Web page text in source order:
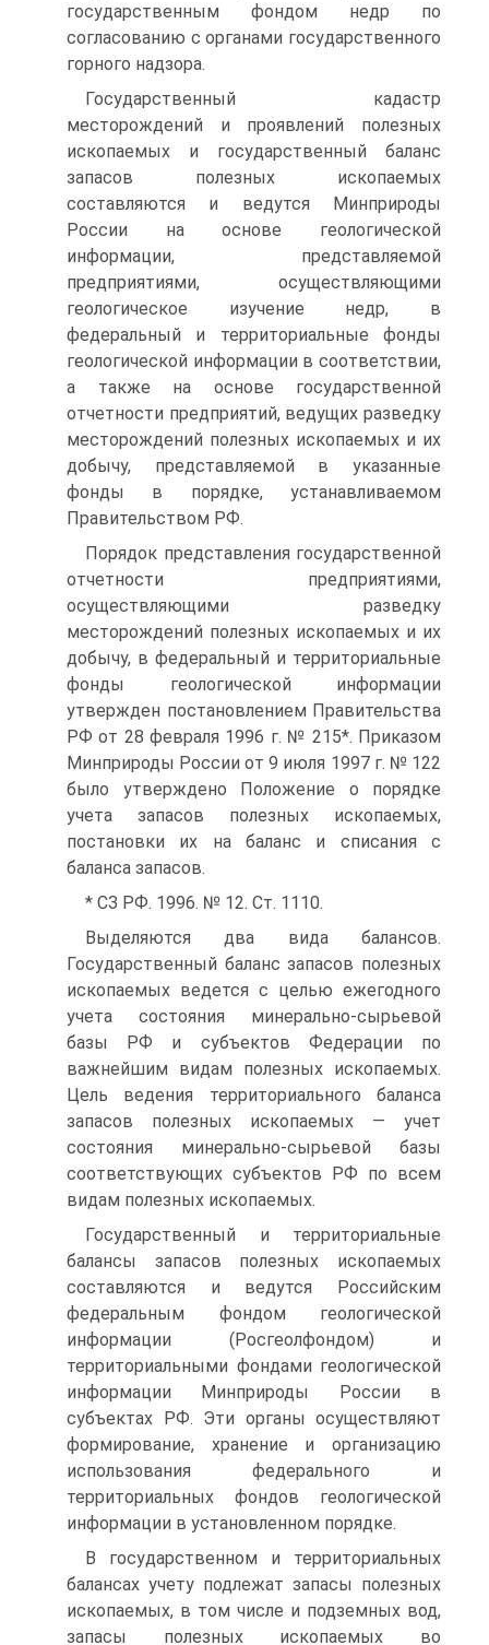
государственным фондом недр по
согласованию с органами государственного
горного надзора.
Государственный кадастр
месторождений и проявлений полезных
ископаемых и государственный баланс
запасов полезных ископаемых
составляются и ведутся Минприроды
России на основе геологической
информации, представляемой
предприятиями, осуществляющими
геологическое изучение недр, в
федеральный и территориальные фонды
геологической информации в соответствии,
а также на основе государственной
отчетности предприятий, ведущих разведку
месторождений полезных ископаемых и их
добычу, представляемой в указанные
фонды в порядке, устанавливаемом
Правительством РФ.
Порядок представления государственной
отчетности предприятиями,
осуществляющими разведку
месторождений полезных ископаемых и их
добычу, в федеральный и территориальные
фонды геологической информации
утвержден постановлением Правительства
РФ от 28 февраля 1996 г. № 215*. Приказом
Минприроды России от 9 июля 1997 г. № 122
было утверждено Положение о порядке
учета запасов полезных ископаемых,
постановки их на баланс и списания с
баланса запасов.
* СЗ РФ. 1996. № 12. Ст. 1110.
Выделяются два вида балансов.
Государственный баланс запасов полезных
ископаемых ведется с целью ежегодного
учета состояния минерально-сырьевой
базы РФ и субъектов Федерации по
важнейшим видам полезных ископаемых.
Цель ведения территориального баланса
запасов полезных ископаемых — учет
состояния минерально-сырьевой базы
соответствующих субъектов РФ по всем
видам полезных ископаемых.
Государственный и территориальные
балансы запасов полезных ископаемых
составляются и ведутся Российским
федеральным фондом геологической
информации (Росгеолфондом) и
территориальными фондами геологической
информации Минприроды России в
субъектах РФ. Эти органы осуществляют
формирование, хранение и организацию
использования федерального и
территориальных фондов геологической
информации в установленном порядке.
В государственном и территориальных
балансах учету подлежат запасы полезных
ископаемых, в том числе и подземных вод,
запасы полезных ископаемых во